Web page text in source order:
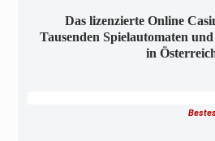
Das lizenzierte Online
Tausenden Spielautomaten
in